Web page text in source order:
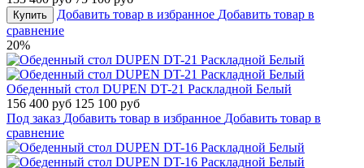
Купить Добавить товар в избранное Добавить товар в
сравнение
20%
Обеденный стол DUPEN DT-21 Раскладной Белый
156 400 руб 125 100 руб
Под заказ Добавить товар в избранное Добавить товар в
сравнение